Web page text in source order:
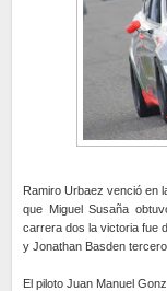
Ramiro Urbaez venció en
que Miguel Susaña
carrera dos la victoria fue
y Jonathan Basden tercero.
El piloto Juan Manuel